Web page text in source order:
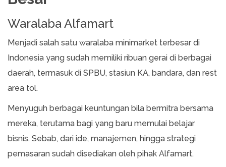
Waralaba Alfamart
Menjadi salah satu waralaba minimarket terbesar di
Indonesia yang sudah memiliki ribuan gerai di berbagai
daerah, termasuk di SPBU, stasiun KA, bandara, dan rest
area tol.
Menyuguh berbagai keuntungan bila bermitra bersama
mereka, terutama bagi yang baru memulai belajar
bisnis. Sebab, dari ide, manajemen, hingga strategi
pemasaran sudah disediakan oleh pihak Alfamart.